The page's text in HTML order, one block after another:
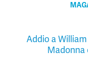
Addio a
Madonna